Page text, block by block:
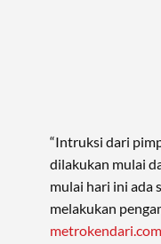
“Intruksi dari
dilakukan mulai
mulai hari ini ada
melakukan
metrokendari.com